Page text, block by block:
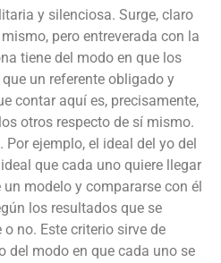
y silenciosa. Surge, claro
pero entreverada con la
tiene del modo en que los
un referente obligado y
contar aquí es, precisamente,
otros respecto de sí mismo.
ejemplo, el ideal del yo del
que cada uno quiere llegar
modelo y compararse con él
los resultados que se
no. Este criterio sirve de
del modo en que cada uno se